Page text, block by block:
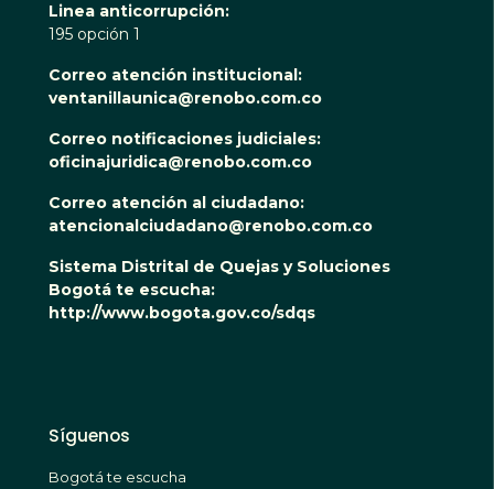
Linea anticorrupción:
195 opción 1
Correo atención institucional:
ventanillaunica@renobo.com.co
Correo notificaciones judiciales:
oficinajuridica@renobo.com.co
Correo atención al ciudadano:
atencionalciudadano@renobo.com.co
Sistema Distrital de Quejas y Soluciones
Bogotá te escucha:
http://www.bogota.gov.co/sdqs
Síguenos
Bogotá te escucha